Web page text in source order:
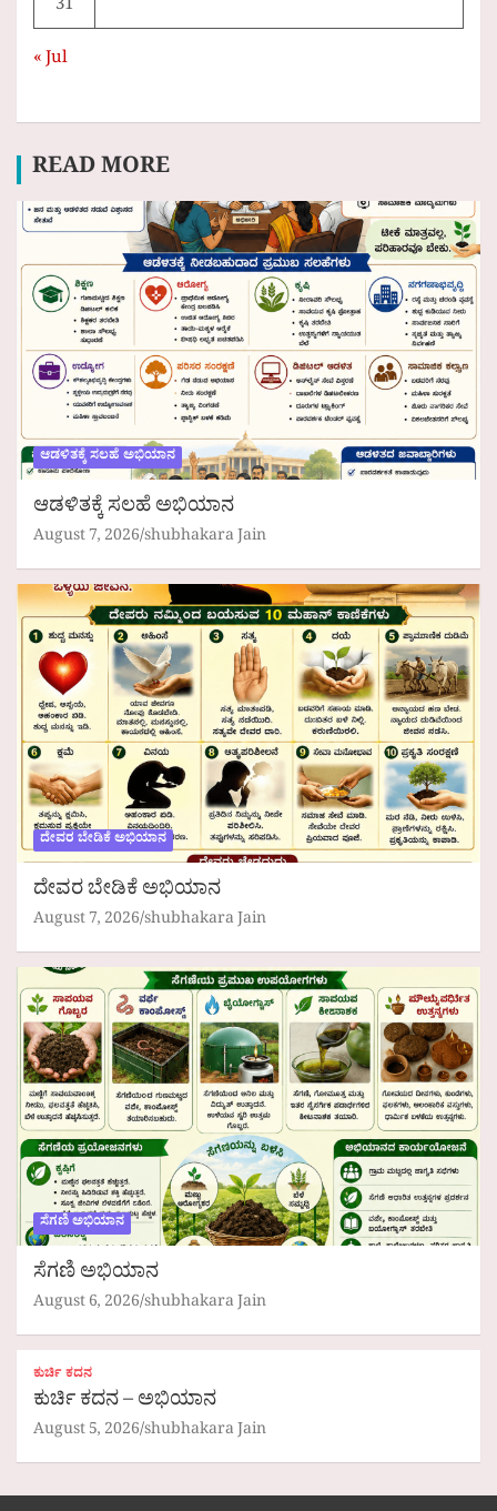
31
« Jul
READ MORE
ಆಡಳಿತಕ್ಕೆ ಸಲಹೆ ಅಭಿಯಾನ
ಆಡಳಿತಕ್ಕೆ ಸಲಹೆ ಅಭಿಯಾನ
August 7, 2026 shubhakara Jain
ದೇವರ ಬೇಡಿಕೆ ಅಭಿಯಾನ
ದೇವರ ಬೇಡಿಕೆ ಅಭಿಯಾನ
August 7, 2026 shubhakara Jain
ಸೆಗಣಿ ಅಭಿಯಾನ
ಸೆಗಣಿ ಅಭಿಯಾನ
August 6, 2026 shubhakara Jain
ಕುರ್ಚಿ ಕದನ
ಕುರ್ಚಿ ಕದನ – ಅಭಿಯಾನ
August 5, 2026 shubhakara Jain